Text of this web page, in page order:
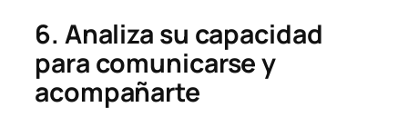
6. Analiza su capacidad
para comunicarse y
acompañarte